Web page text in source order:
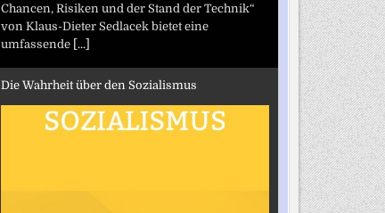
Chancen, Risiken und der Stand der Technik“
von Klaus-Dieter Sedlacek bietet eine
umfassende [...]
Die Wahrheit über den Sozialismus